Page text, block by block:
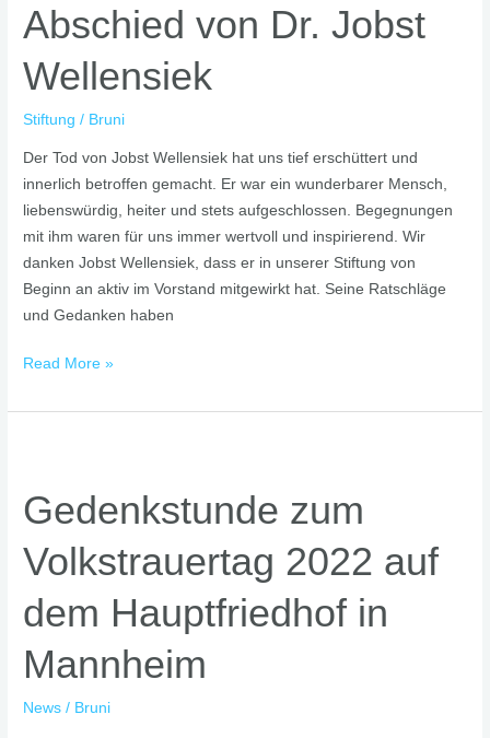
Abschied von Dr. Jobst
Wellensiek
Stiftung / Bruni
Der Tod von Jobst Wellensiek hat uns tief erschüttert und
innerlich betroffen gemacht. Er war ein wunderbarer Mensch,
liebenswürdig, heiter und stets aufgeschlossen. Begegnungen
mit ihm waren für uns immer wertvoll und inspirierend. Wir
danken Jobst Wellensiek, dass er in unserer Stiftung von
Beginn an aktiv im Vorstand mitgewirkt hat. Seine Ratschläge
und Gedanken haben
traurig
Abschied
von
Dr.
Jobst
Read More »
Gedenkstunde zum
Volkstrauertag 2022 auf
dem Hauptfriedhof in
Mannheim
News / Bruni
Volkstrauertag
2022
auf
dem
Hauptfriedhof
in
Mannheim